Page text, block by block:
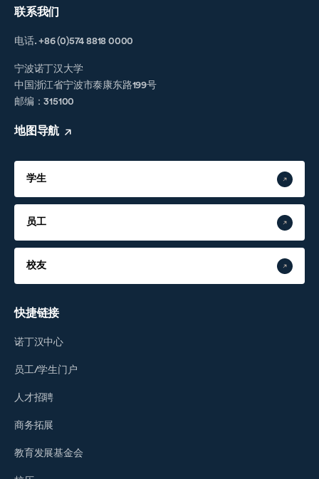
联系我们
电话. +86 (0)574 8818 0000
宁波诺丁汉大学
中国浙江省宁波市泰康东路199号
邮编：315100
地图导航
学生
员工
校友
快捷链接
诺丁汉中心
员工/学生门户
人才招聘
商务拓展
教育发展基金会